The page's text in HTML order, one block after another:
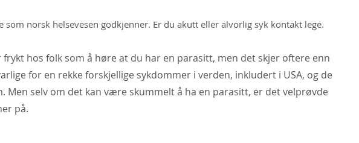
som norsk helsevesen godkjenner. Er du akutt eller alvorlig syk kontakt lege.
frykt hos folk som å høre at du har en parasitt, men det skjer oftere enn
for en rekke forskjellige sykdommer i verden, inkludert i USA, og de
Men selv om det kan være skummelt å ha en parasitt, er det velprøvde
på.